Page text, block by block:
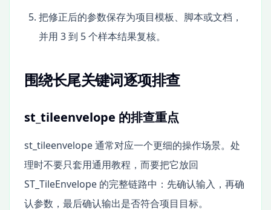
把修正后的参数保存为项目模板、脚本或文档，
并用 3 到 5 个样本结果复核。
围绕长尾关键词逐项排查
st_tileenvelope 的排查重点
st_tileenvelope 通常对应一个更细的操作场景。处
理时不要只套用通用教程，而要把它放回
ST_TileEnvelope 的完整链路中：先确认输入，再确
认参数，最后确认输出是否符合项目目标。